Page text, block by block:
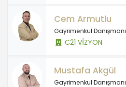
Cem Armutlu
Gayrimenkul Danışmanı
C21 VİZYON
Mustafa Akgül
Gayrimenkul Danışmanı